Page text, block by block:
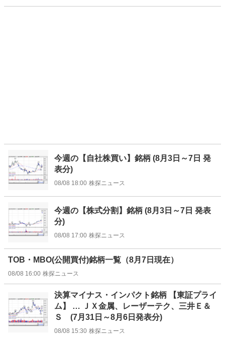
今週の【自社株買い】銘柄 (8月3日～7日 発
表分)
08/08 18:00 株探ニュース
今週の【株式分割】銘柄 (8月3日～7日 発表
分)
08/08 17:00 株探ニュース
TOB・MBO(公開買付)銘柄一覧（8月7日現在）
08/08 16:00 株探ニュース
決算マイナス・インパクト銘柄 【東証プライ
ム】 … ＪＸ金属、レーザーテク、三井Ｅ＆
Ｓ (7月31日～8月6日発表分)
08/08 15:30 株探ニュース